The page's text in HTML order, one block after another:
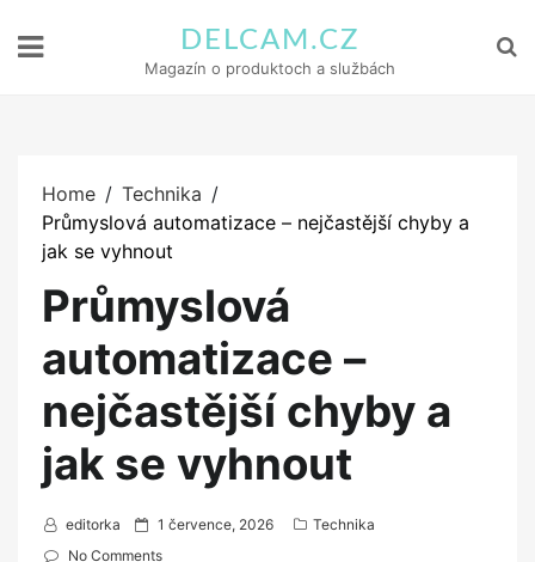
DELCAM.CZ
Magazín o produktoch a službách
Home
Technika
Průmyslová automatizace – nejčastější chyby a
jak se vyhnout
Průmyslová
automatizace –
nejčastější chyby a
jak se vyhnout
editorka
P
o
1 července, 2026
Technika
No Comments